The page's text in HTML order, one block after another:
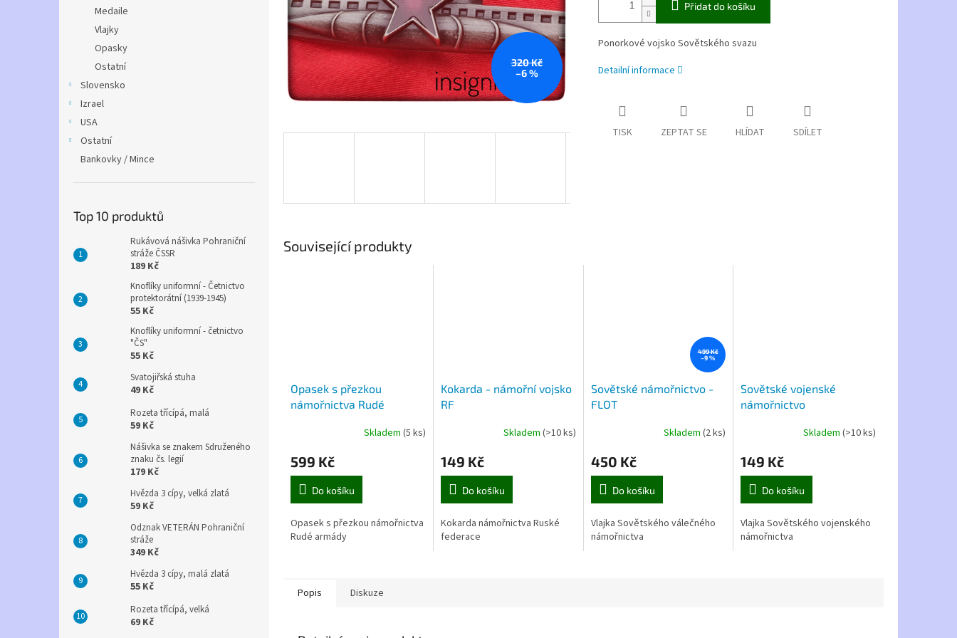
Medaile
Vlajky
Opasky
Ostatní
Slovensko
Izrael
USA
Ostatní
Bankovky / Mince
Top 10 produktů
Rukávová nášivka Pohraniční
stráže ČSSR
189 Kč
Knoflíky uniformní - Četnictvo
protektorátní (1939-1945)
55 Kč
Knoflíky uniformní - četnictvo
"ČS"
55 Kč
Svatojiřská stuha
49 Kč
Rozeta třícípá, malá
59 Kč
Nášivka se znakem Sdruženého
znaku čs. legií
179 Kč
Hvězda 3 cípy, velká zlatá
59 Kč
Odznak VETERÁN Pohraniční
stráže
349 Kč
Hvězda 3 cípy, malá zlatá
55 Kč
Rozeta třícípá, velká
69 Kč
320 Kč
–6 %
Přidat do košíku
Ponorkové vojsko Sovětského svazu
Detailní informace
TISK ZEPTAT SE HLÍDAT SDÍLET
Související produkty
Opasek s přezkou
námořnictva Rudé
Skladem (5 ks)
599 Kč
Do košíku
Opasek s přezkou námořnictva
Rudé armády
Kokarda - námořní vojsko
RF
Skladem (>10 ks)
149 Kč
Do košíku
Kokarda námořnictva Ruské
federace
499 Kč
–9 %
Sovětské námořnictvo -
FLOT
Skladem(2 ks)
450 Kč
Do košíku
Vlajka Sovětského válečného
námořnictva
Sovětské vojenské
námořnictvo
Skladem (>10 ks)
149 Kč
Do košíku
Vlajka Sovětského vojenského
námořnictva
Popis Diskuze